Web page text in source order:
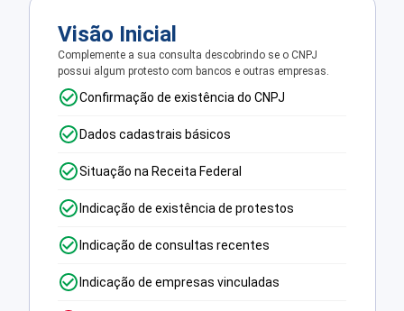
Visão Inicial
Complemente a sua consulta descobrindo se o CNPJ
possui algum protesto com bancos e outras empresas.
Confirmação de existência do CNPJ
Dados cadastrais básicos
Situação na Receita Federal
Indicação de existência de protestos
Indicação de consultas recentes
Indicação de empresas vinculadas